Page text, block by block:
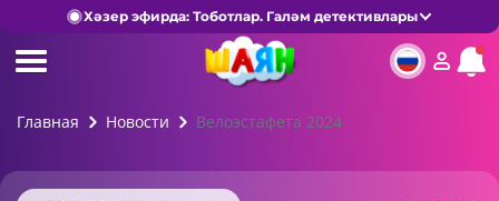
Хәзер эфирда: Тоботлар. Галәм детективлары
Главная Новости Велоэстафета 2024